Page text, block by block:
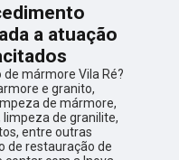
a atuação
mármore Vila Ré?
e granito,
de mármore,
de granilite,
entre outras
de restauração de